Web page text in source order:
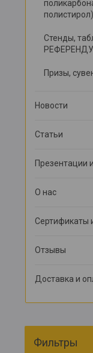
Стенды,
Призы,
Новости
Статьи
Презентации
О нас
Сертификаты
Отзывы
Доставка и
Фильтры